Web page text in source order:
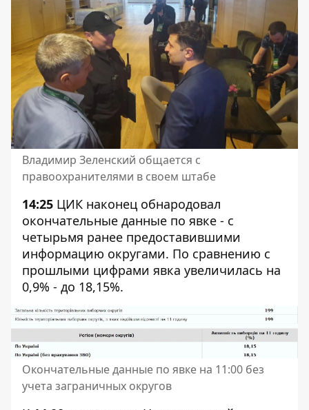
Владимир Зеленский общается с
правоохранителями в своем штабе
14:25 ЦИК наконец обнародовал
окончательные данные по явке - с
четырьмя ранее предоставившими
информацию округами. По сравнению с
прошлыми цифрами явка увеличилась на
0,9% - до 18,15%.
Окончательные данные по явке на 11:00 без
учета заграничных округов